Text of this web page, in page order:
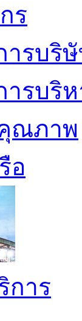
ร
รบริ
รบริห
ณภาพ
อ
าร